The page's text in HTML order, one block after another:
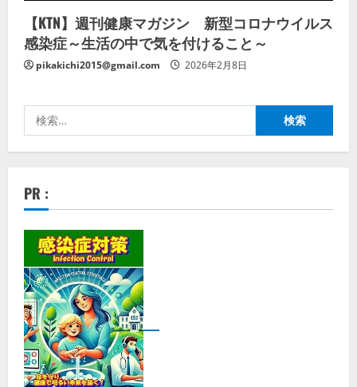
【KTN】週刊健康マガジン 新型コロナウイルス
感染症～生活の中で気を付けること～
pikakichi2015@gmail.com 2026年2月8日
索:
PR :